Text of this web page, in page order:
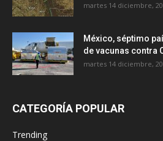
martes 14 diciembre,
México, séptimo
de vacunas contra
martes 14 diciembre,
CATEGORÍA POPULAR
Trending